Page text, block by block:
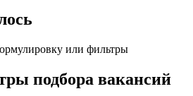
или фильтры
подбора вакансий